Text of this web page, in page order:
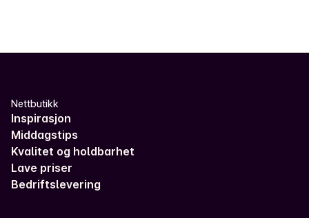
Nettbutikk
Inspirasjon
Middagstips
Kvalitet og holdbarhet
Lave priser
Bedriftslevering